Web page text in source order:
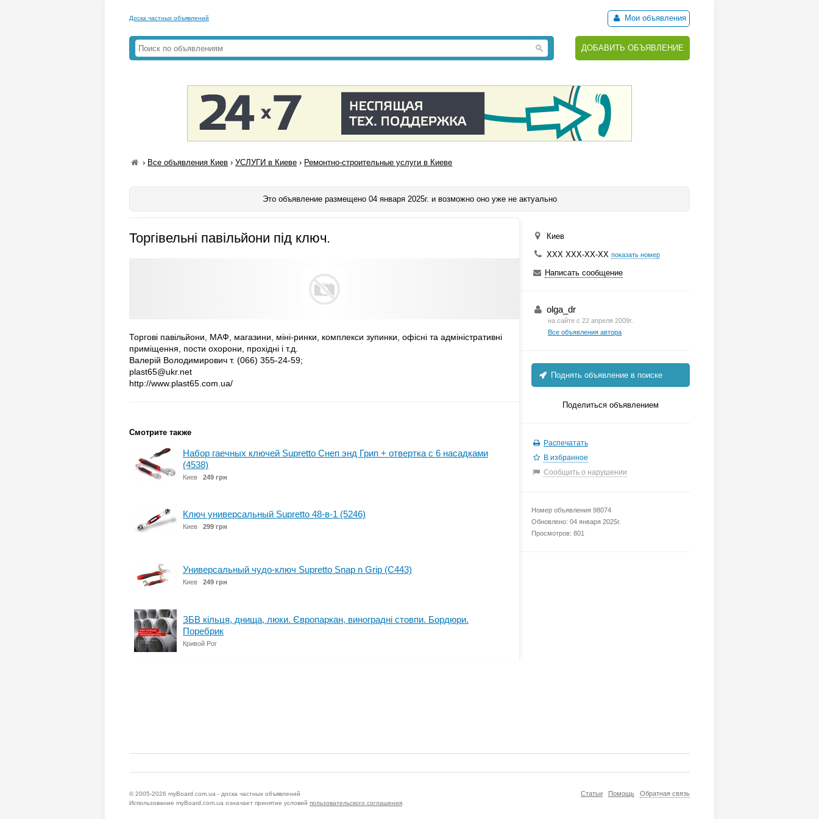
Доска частных объявлений Мои объявления
ДОБАВИТЬ ОБЪЯВЛЕНИЕ
› Все объявления Киев ›УСЛУГИ в Киеве › Ремонтно-строительные услуги в Киеве
Это объявление размещено 04 января 2025г. и возможно оно уже не актуально
Торгівельні павільйони під ключ.
Торгові павільйони, МАФ, магазини, міні-ринки, комплекси зупинки, офісні та адміністративні
приміщення, пости охорони, прохідні і т.д.
Валерій Володимирович т. (066) 355-24-59;
plast65@ukr.net
http://www.plast65.com.ua/
Смотрите также
Набор гаечных ключей Supretto Снеп энд Грип + отвертка с 6 насадками
(4538)
Киев 249 грн
Ключ универсальный Supretto 48-в-1 (5246)
Киев 299 грн
Универсальный чудо-ключ Supretto Snap n Grip (C443)
Киев 249 грн
ЗБВ кільця, днища, люки. Європаркан, виноградні стовпи. Бордюри.
Поребрик
Кривой Рог
Киев
ХХХ ХХХ-ХХ-ХХ показать номер
Написать сообщение
olga_dr
на сайте с 22 апреля 2009г.
Все объявления автора
Поднять объявление в поиске
Поделиться объявлением
Распечатать
В избранное
Сообщить о нарушении
Номер объявления 98074
Обновлено: 04 января 2025г.
Просмотров: 801
Статьи Помощь Обратная связь
© 2005-2026 myBoard.com.ua - доска частных объявлений
Использование myBoard.com.ua означает принятие условий пользовательского соглашения